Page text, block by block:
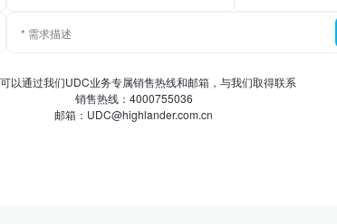
以通过我们UDC业务专属销售热线和邮箱，与我们取得联系
销售热线：4000755036
邮箱：UDC@highlander.com.cn